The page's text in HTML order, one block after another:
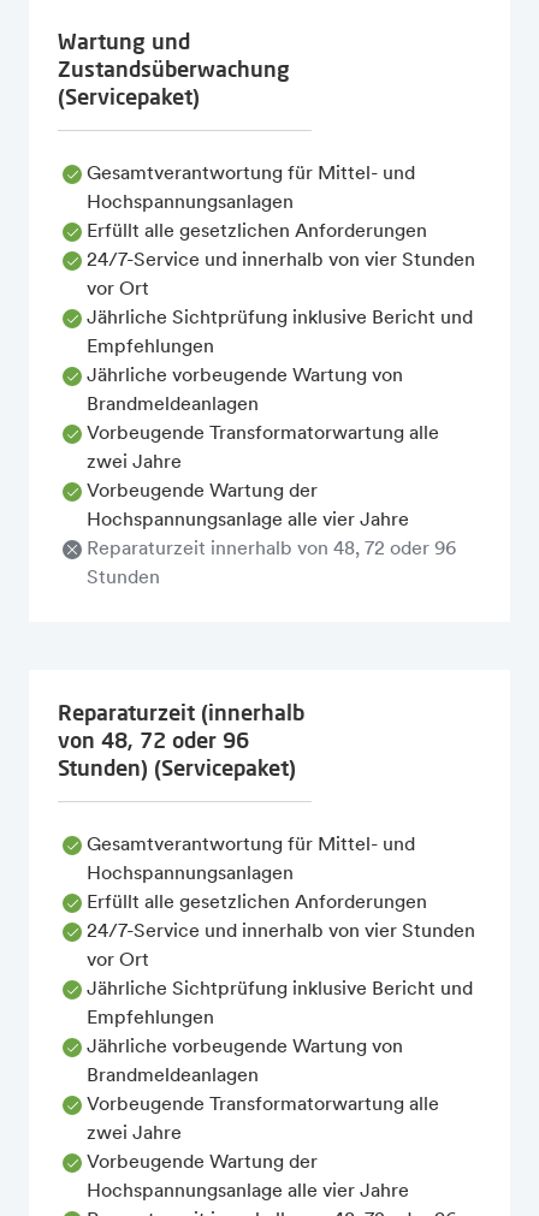
Wartung und
Zustandsüberwachung
(Servicepaket)
Gesamtverantwortung für Mittel- und
Hochspannungsanlagen
Erfüllt alle gesetzlichen Anforderungen
24/7-Service und innerhalb von vier Stunden
vor Ort
Jährliche Sichtprüfung inklusive Bericht und
Empfehlungen
Jährliche vorbeugende Wartung von
Brandmeldeanlagen
Vorbeugende Transformatorwartung alle
zwei Jahre
Vorbeugende Wartung der
Hochspannungsanlage alle vier Jahre
Reparaturzeit innerhalb von 48, 72 oder 96
Stunden
Reparaturzeit (innerhalb
von 48, 72 oder 96
Stunden) (Servicepaket)
Gesamtverantwortung für Mittel- und
Hochspannungsanlagen
Erfüllt alle gesetzlichen Anforderungen
24/7-Service und innerhalb von vier Stunden
vor Ort
Jährliche Sichtprüfung inklusive Bericht und
Empfehlungen
Jährliche vorbeugende Wartung von
Brandmeldeanlagen
Vorbeugende Transformatorwartung alle
zwei Jahre
Vorbeugende Wartung der
Hochspannungsanlage alle vier Jahre